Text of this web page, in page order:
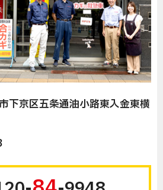
京区五条通油小路東入金東横